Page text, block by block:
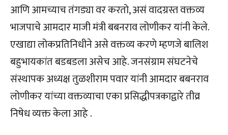
आणि आमच्याच तंगड्या वर करतो, असं वादग्रस्त वक्तव्य
भाजपाचे आमदार माजी मंत्री बबनराव लोणीकर यांनी केले.
एखाद्या लोकप्रतिनिधीने असे वक्तव्य करणे म्हणजे बालिश
बहुभायकांत बडबडला असेच आहे. जनसंग्राम संघटनेचे
संस्थापक अध्यक्ष तुळशीराम पवार यांनी आमदार बबनराव
लोणीकर यांच्या वक्तव्याचा एका प्रसिद्धीपत्रकाद्वारे तीव्र
निषेध व्यक्त केला आहे .